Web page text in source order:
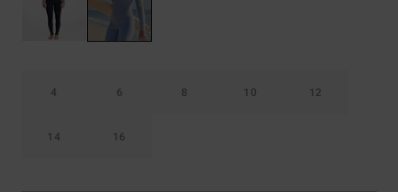
4 6 8 10 12
14 16